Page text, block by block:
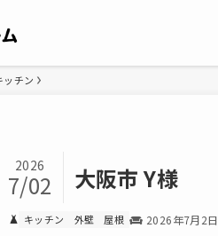
ッチン
大阪市 Y様
2026
7/02
キッチン 外壁 屋根 2026年7月2日